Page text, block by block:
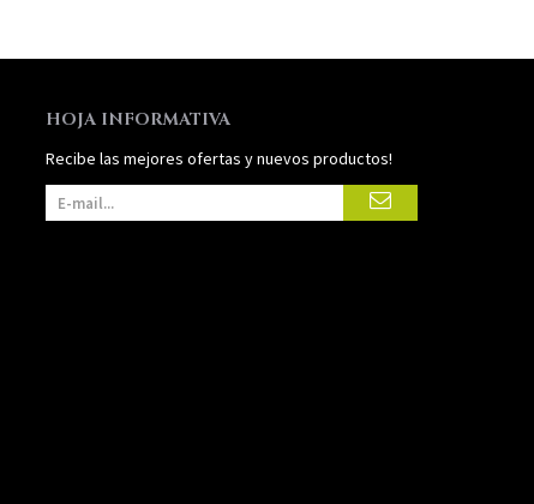
HOJA INFORMATIVA
Recibe las mejores ofertas y nuevos productos!